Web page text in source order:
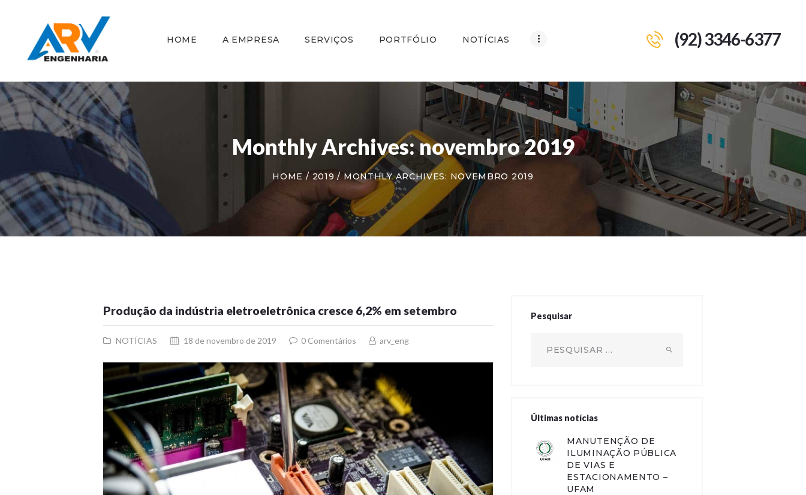
HOME A EMPRESA SERVIÇOS PORTFÓLIO NOTÍCIAS (92) 3346-6377
Monthly Archives: novembro 2019
HOME 2019 MONTHLY ARCHIVES: NOVEMBRO 2019
Produção da indústria eletroeletrônica cresce 6,2% em setembro
NOTÍCIAS 18 de novembro de 2019 0 Comentários arv_eng
Pesquisar
Últimas notícias
MANUTENÇÃO DE
ILUMINAÇÃO PÚBLICA
DE VIAS E
ESTACIONAMENTO –
UFAM